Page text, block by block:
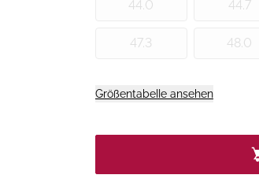
44.0 44.7
47.3 48.0
Größentabelle ansehen